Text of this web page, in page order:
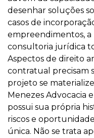
desenhar soluções
casos de
empreendimentos,
consultoria jurídica
Aspectos de direito
contratual precisam
projeto se
Menezes Advocacia
possui sua própria
riscos e
única. Não se trata